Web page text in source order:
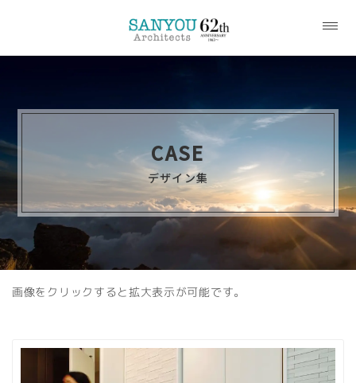
CASE
デザイン集
画像をクリックすると拡大表示が可能です。